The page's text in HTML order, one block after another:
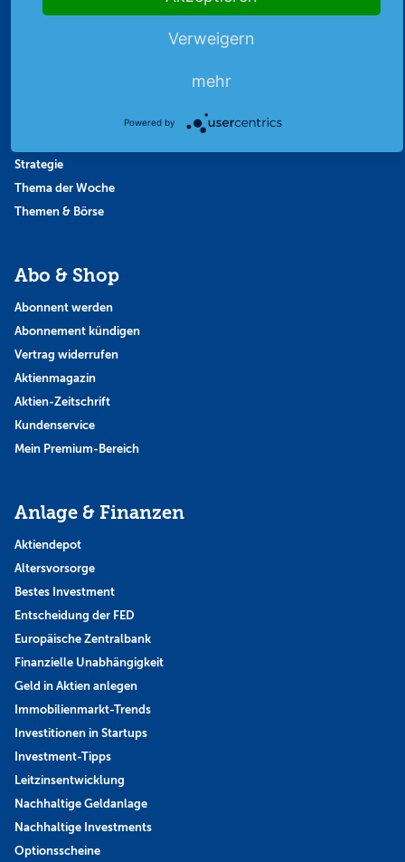
Strategie
Thema der Woche
Themen & Börse
Abo & Shop
Abonnent werden
Abonnement kündigen
Vertrag widerrufen
Aktienmagazin
Aktien-Zeitschrift
Kundenservice
Mein Premium-Bereich
Anlage & Finanzen
Aktiendepot
Altersvorsorge
Bestes Investment
Entscheidung der FED
Europäische Zentralbank
Finanzielle Unabhängigkeit
Geld in Aktien anlegen
Immobilienmarkt-Trends
Investitionen in Startups
Investment-Tipps
Leitzinsentwicklung
Nachhaltige Geldanlage
Nachhaltige Investments
Optionsscheine
Verweigern
mehr
Powered by